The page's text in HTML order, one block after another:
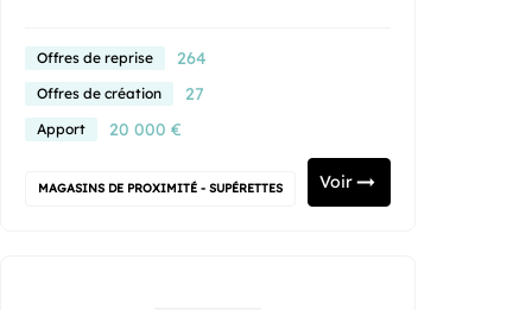
Offres de reprise 264
Offres de création 27
Apport 20 000 €
MAGASINS DE PROXIMITÉ - SUPÉRETTES Voir